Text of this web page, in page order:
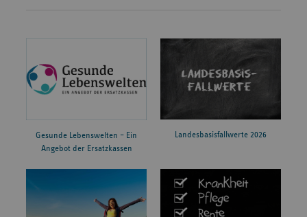
Gesunde Lebenswelten – Ein
Angebot der Ersatzkassen
Landesbasisfallwerte 2026